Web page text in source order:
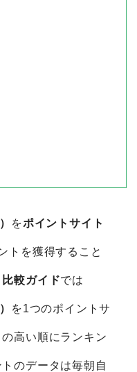
をポイントサイト
トを獲得すること
較ガイドでは
を1つのポイントサ
高い順にランキン
のデータは毎朝自